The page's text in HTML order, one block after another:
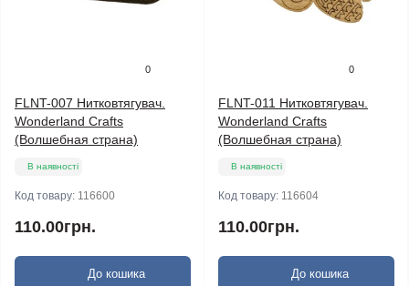
0
FLNT-007 Нитковтягувач.
Wonderland Crafts
(Волшебная страна)
В наявності
Код товару: 116600
110.00грн.
До кошика
0
FLNT-011 Нитковтягувач.
Wonderland Crafts
(Волшебная страна)
В наявності
Код товару: 116604
110.00грн.
До кошика